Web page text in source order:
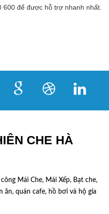
600 để được hỗ trợ nhanh nhất.
CHE HÀ
Mái Che, Mái Xếp, Bạt che,
ăn, quán cafe, hồ bơi và hộ gia